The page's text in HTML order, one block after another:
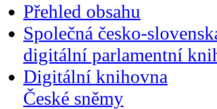
Přehled obsahu
Společná česko-
digitální parlamentní
Digitální knihovna
České sněmy